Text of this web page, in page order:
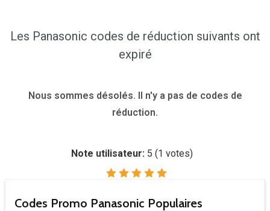
Les Panasonic codes de réduction suivants ont
expiré
Nous sommes désolés. Il n'y a pas de codes de
réduction.
Note utilisateur: 5 (1 votes)
Codes Promo Panasonic Populaires